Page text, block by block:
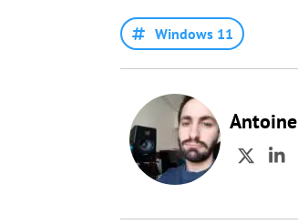
Windows 11
Twitter